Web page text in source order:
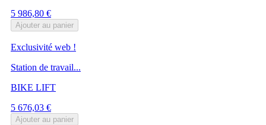
Prix
5 986,80 €
Ajouter au panier
Exclusivité web !
Station de travail...
BIKE LIFT
Prix
5 676,03 €
Ajouter au panier